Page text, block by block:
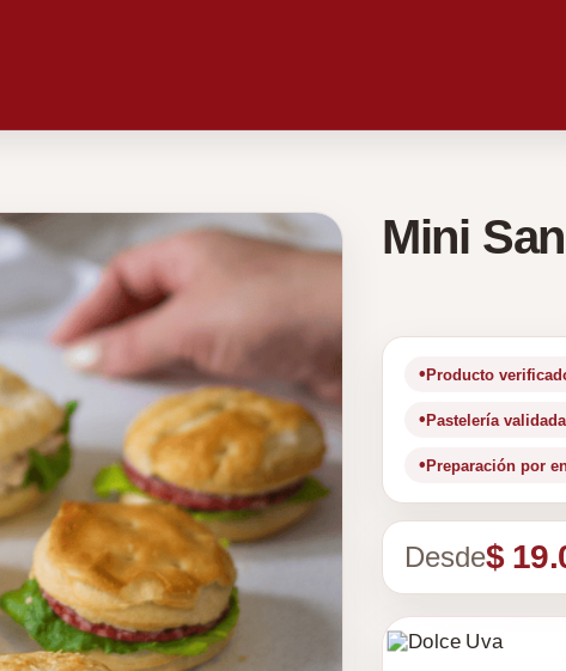
Mini
Producto
Pastelería validada
Preparación por
Desde$